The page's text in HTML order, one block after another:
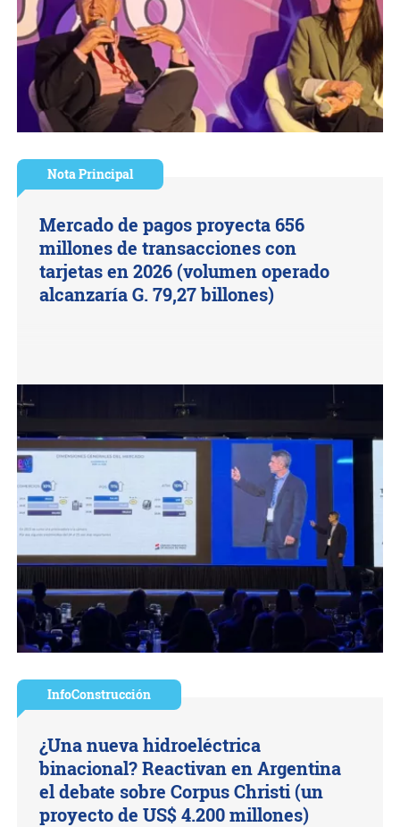
Nota Principal
Mercado de pagos proyecta 656
millones de transacciones con
tarjetas en 2026 (volumen operado
alcanzaría G. 79,27 billones)
InfoConstrucción
¿Una nueva hidroeléctrica
binacional? Reactivan en Argentina
el debate sobre Corpus Christi (un
proyecto de US$ 4.200 millones)